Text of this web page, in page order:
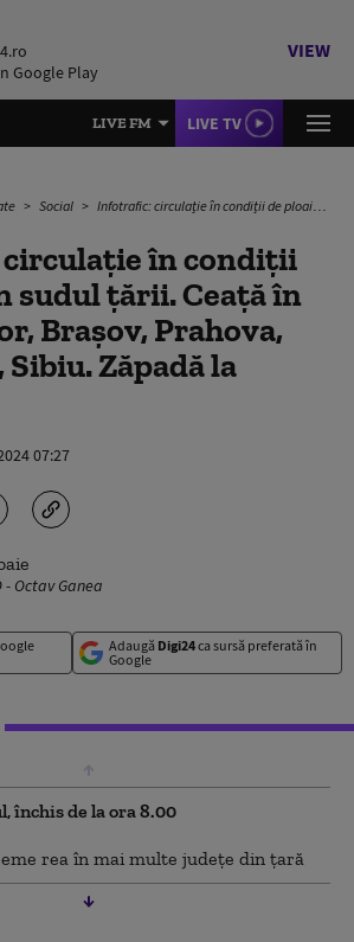
Google Play
VIEW
LIVE FM LIVE TV
Social Infotrafic: circulație în condiții de ploaie în sudul țării. Ceață în Argeş, Bihor, Braşov, Prahova, Satu Mare, Sibiu. Zăpadă la munte
în condiții
sudul țării. Ceață în
Braşov, Prahova,
Zăpadă la
07:27
- Octav Ganea
Adaugă Digi24ca sursă preferată în
Google
închis de la ora 8.00
rea în mai multe județe din țară